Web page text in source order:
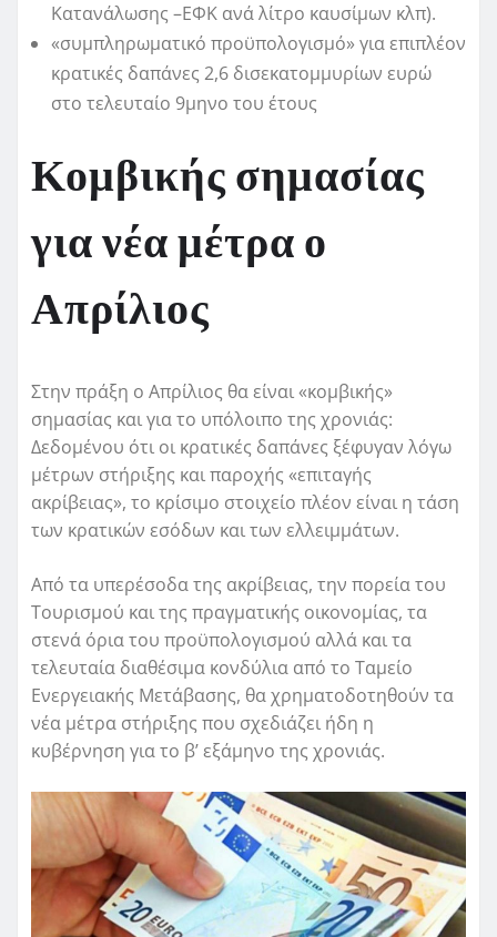
Κατανάλωσης –ΕΦΚ ανά λίτρο καυσίμων κλπ).
«συμπληρωματικό προϋπολογισμό» για επιπλέον
κρατικές δαπάνες 2,6 δισεκατομμυρίων ευρώ
στο τελευταίο 9μηνο του έτους
Κομβικής σημασίας
για νέα μέτρα ο
Απρίλιος
Στην πράξη ο Απρίλιος θα είναι «κομβικής»
σημασίας και για το υπόλοιπο της χρονιάς:
Δεδομένου ότι οι κρατικές δαπάνες ξέφυγαν λόγω
μέτρων στήριξης και παροχής «επιταγής
ακρίβειας», το κρίσιμο στοιχείο πλέον είναι η τάση
των κρατικών εσόδων και των ελλειμμάτων.
Από τα υπερέσοδα της ακρίβειας, την πορεία του
Τουρισμού και της πραγματικής οικονομίας, τα
στενά όρια του προϋπολογισμού αλλά και τα
τελευταία διαθέσιμα κονδύλια από το Ταμείο
Ενεργειακής Μετάβασης, θα χρηματοδοτηθούν τα
νέα μέτρα στήριξης που σχεδιάζει ήδη η
κυβέρνηση για το β’ εξάμηνο της χρονιάς.